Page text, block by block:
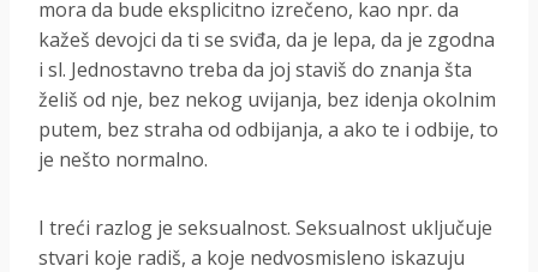
mora da bude eksplicitno izrečeno, kao npr. da
kažeš devojci da ti se sviđa, da je lepa, da je zgodna
i sl. Jednostavno treba da joj staviš do znanja šta
želiš od nje, bez nekog uvijanja, bez idenja okolnim
putem, bez straha od odbijanja, a ako te i odbije, to
je nešto normalno.
I treći razlog je seksualnost. Seksualnost uključuje
stvari koje radiš, a koje nedvosmisleno iskazuju